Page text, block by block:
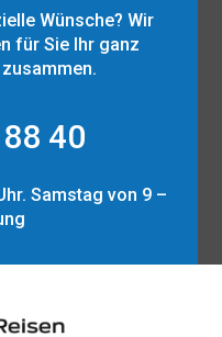
Wünsche? Wir
für Sie Ihr ganz
40
Samstag von 9 –